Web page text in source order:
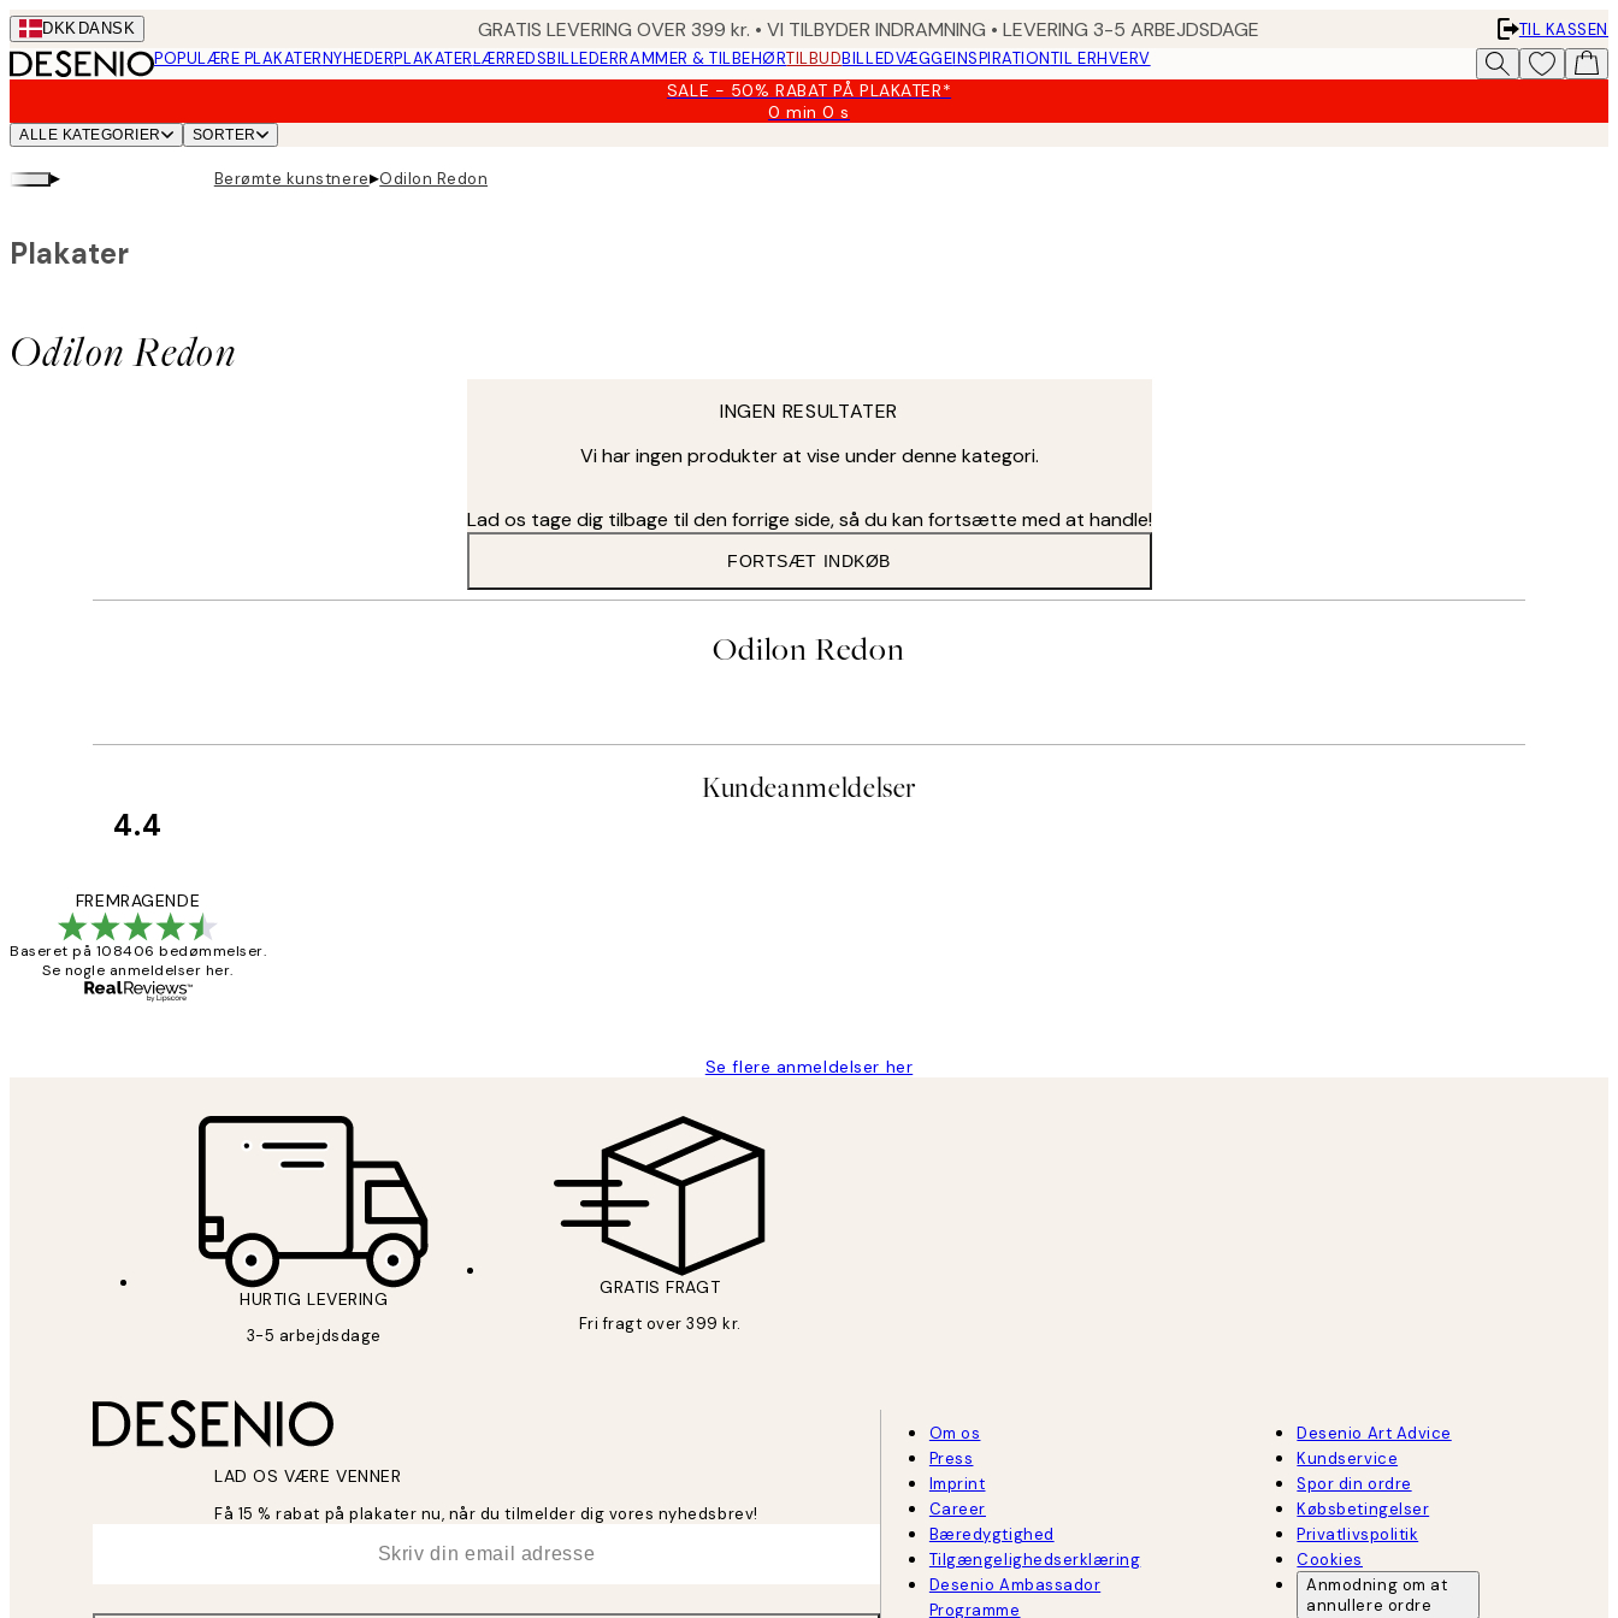
Skip
to
main
DKK DANSK GRATIS LEVERING OVER 399 kr. • VI TILBYDER INDRAMNING • LEVERING 3-5 ARBEJDSDAGE
TIL KASSEN
POPULÆRE PLAKATERNYHEDERPLAKATERLÆRREDSBILLEDERRAMMER & TILBEHØRTILBUDBILLEDVÆGGEINSPIRATIONTIL ERHVERV
SALE - 50% RABAT PÅ PLAKATER*
0 min0 s
Gyldig
ALLE KATEGORIER SORTER
▸ Berømte kunstnere▸Odilon Redon
Odilon Redon
Plakater
INGEN RESULTATER
Vi har ingen produkter at vise under denne kategori.
Lad os tage dig tilbage til den forrige side, så du kan fortsætte med at handle!
FORTSÆT INDKØB
Odilon Redon
Kundeanmeldelser
4.4
FREMRAGENDE
Baseret på 108406 bedømmelser.
Se nogle anmeldelser her.
Se flere anmeldelser her
HURTIG LEVERING
3-5 arbejdsdage
GRATIS FRAGT
Fri fragt over 399 kr.
LAD OS VÆRE VENNER
Få 15 % rabat på plakater nu, når du tilmelder dig vores nyhedsbrev!
Om os
Press
Imprint
Career
Bæredygtighed
Tilgængelighedserklæring
Desenio Ambassador
Programme
Desenio Art Advice
Kundservice
Spor din ordre
Købsbetingelser
Privatlivspolitik
Cookies
Anmodning om at
annullere ordre